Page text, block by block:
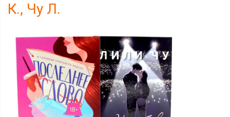
К., Чу Л.